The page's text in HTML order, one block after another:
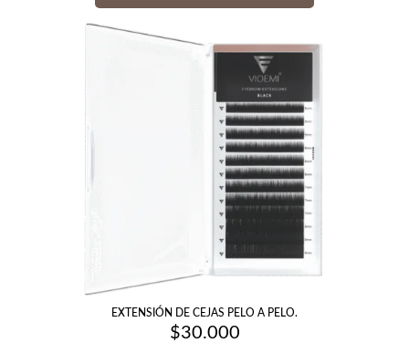
EXTENSIÓN DE CEJAS PELO A PELO.
$30.000